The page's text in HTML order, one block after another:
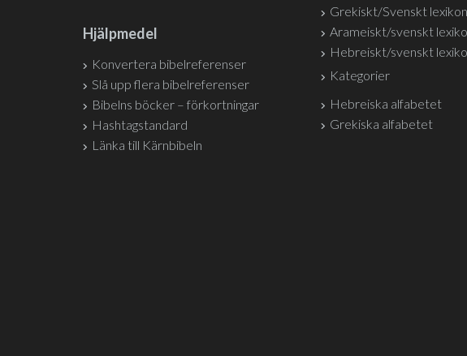
Hjälpmedel
Konvertera bibelreferenser
Slå upp flera bibelreferenser
Bibelns böcker – förkortningar
Hashtagstandard
Länka till Kärnbibeln
Grekiskt/Svenskt lexikon
Arameiskt/svenskt
Hebreiskt/svenskt
Kategorier
Hebreiska alfabetet
Grekiska alfabetet